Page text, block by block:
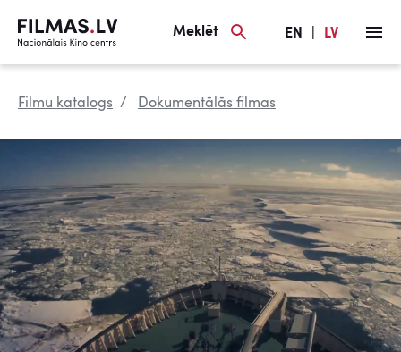
Meklēt EN LV
Filmu katalogs Dokumentālās filmas